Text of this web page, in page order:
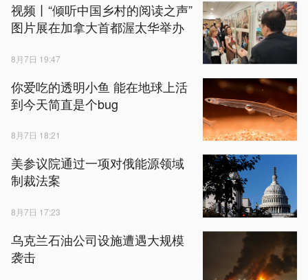
视频丨“倾听中国乡村的阅读之声”
图片展在加拿大首都渥太华举办
8月7日 19:47
你爱吃的透明小鱼 能在地球上活
到今天简直是个bug
8月7日 18:21
美参议院通过一项对俄能源领域
制裁法案
8月7日 17:23
乌克兰石油公司设施遭遇大规模
袭击